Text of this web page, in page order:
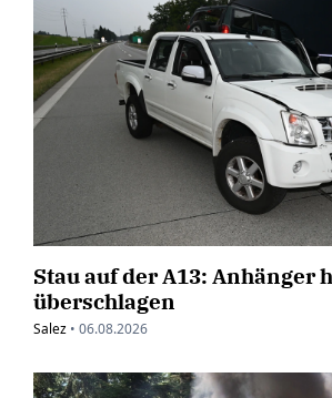
Stau auf der A13: Anhänger
überschlagen
Salez • 06.08.2026